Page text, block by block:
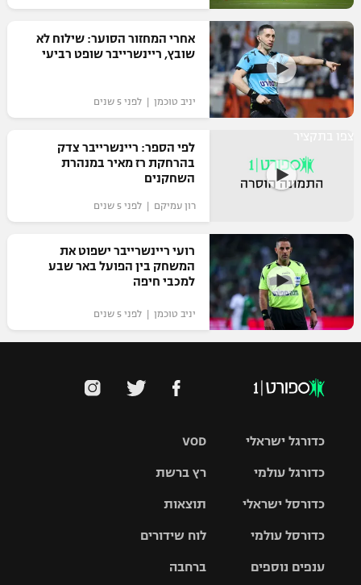
אחרי המחזור הסוער: שילוח לא
שובץ, ריינשרייבר שופט רביעי
יניב טוכמן | לפני 5 שנים
לפי הספר: ריינשרייבר צדק
בהרחקת רז מאיר במנהרת
השחקנים
רון עמיקם | לפני 5 שנים
רועי ריינשרייבר ישפוט את
המשחק בין הפועל באר שבע
למכבי חיפה
יניב טוכמן | לפני 5 שנים
VOD
רץ ברשת
תוצאות
לוח שידורים
ברחבה
כדורגל ישראלי
גביע הטוטו
כדורגל עולמי
האלופות
ליגה
כדורסל ישראלי
סל
כדורסל עולמי
ענפים נוספים